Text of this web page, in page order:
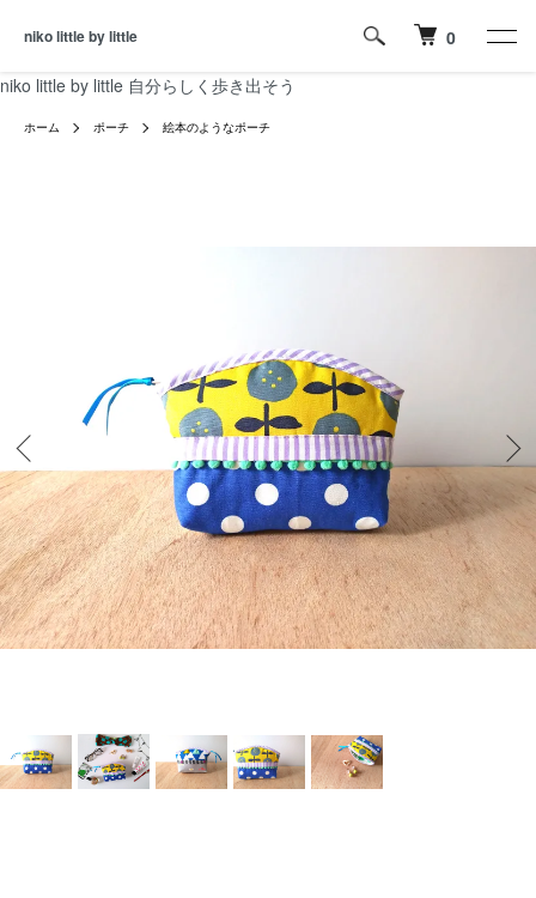
niko little by little 自分らしく歩き出そう
niko little by little 0
ホーム ポーチ 絵本のようなポーチ